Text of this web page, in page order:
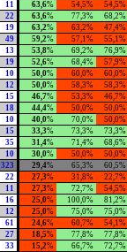
11 63,6% 54,5% 54,5%
22 63,6% 77,3% 68,2%
19 63,2% 63,2% 47,4%
49 59,2% 57,1% 55,1%
13 53,8% 69,2% 76,9%
19 52,6% 68,4% 57,9%
10 50,0% 60,0% 60,0%
12 50,0% 58,3% 58,3%
15 46,7% 53,3% 46,7%
18 44,4% 50,0% 50,0%
10 40,0% 70,0% 50,0%
15 33,3% 73,3% 73,3%
35 31,4% 71,4% 68,6%
10 30,0% 50,0% 50,0%
29,4% 65,3% 60,5%
22 27,3% 31,8% 22,7%
11 27,3% 72,7% 54,5%
16 25,0% 100,0% 81,2%
12 25,0% 75,0% 75,0%
61 24,6% 60,7% 54,1%
27 18,5% 77,8% 77,8%
33 15,2% 66,7% 72,7%